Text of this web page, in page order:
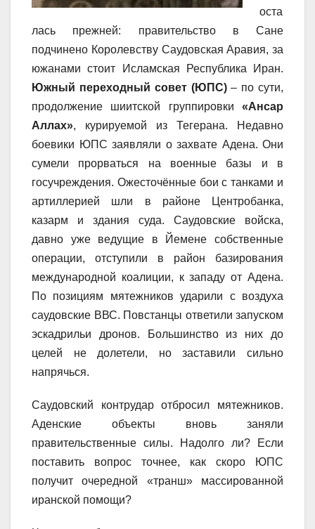
оста
лась прежней: правительство в Сане
подчинено Королевству Саудовская Аравия, за
южанами стоит Исламская Республика Иран.
Южный переходный совет (ЮПС)– по сути,
продолжение шиитской группировки «Ансар
Аллах», курируемой из Тегерана. Недавно
боевики ЮПС заявляли о захвате Адена. Они
сумели прорваться на военные базы и в
госучреждения. Ожесточённые бои с танками и
артиллерией шли в районе Центробанка,
казарм и здания суда. Саудовские войска,
давно уже ведущие в Йемене собственные
операции, отступили в район базирования
международной коалиции, к западу от Адена.
По позициям мятежников ударили с воздуха
саудовские ВВС. Повстанцы ответили запуском
эскадрильи дронов. Большинство из них до
целей не долетели, но заставили сильно
напрячься.
Саудовский контрудар отбросил мятежников.
Аденские объекты вновь заняли
правительственные силы. Надолго ли? Если
поставить вопрос точнее, как скоро ЮПС
получит очередной «транш» массированной
иранской помощи?